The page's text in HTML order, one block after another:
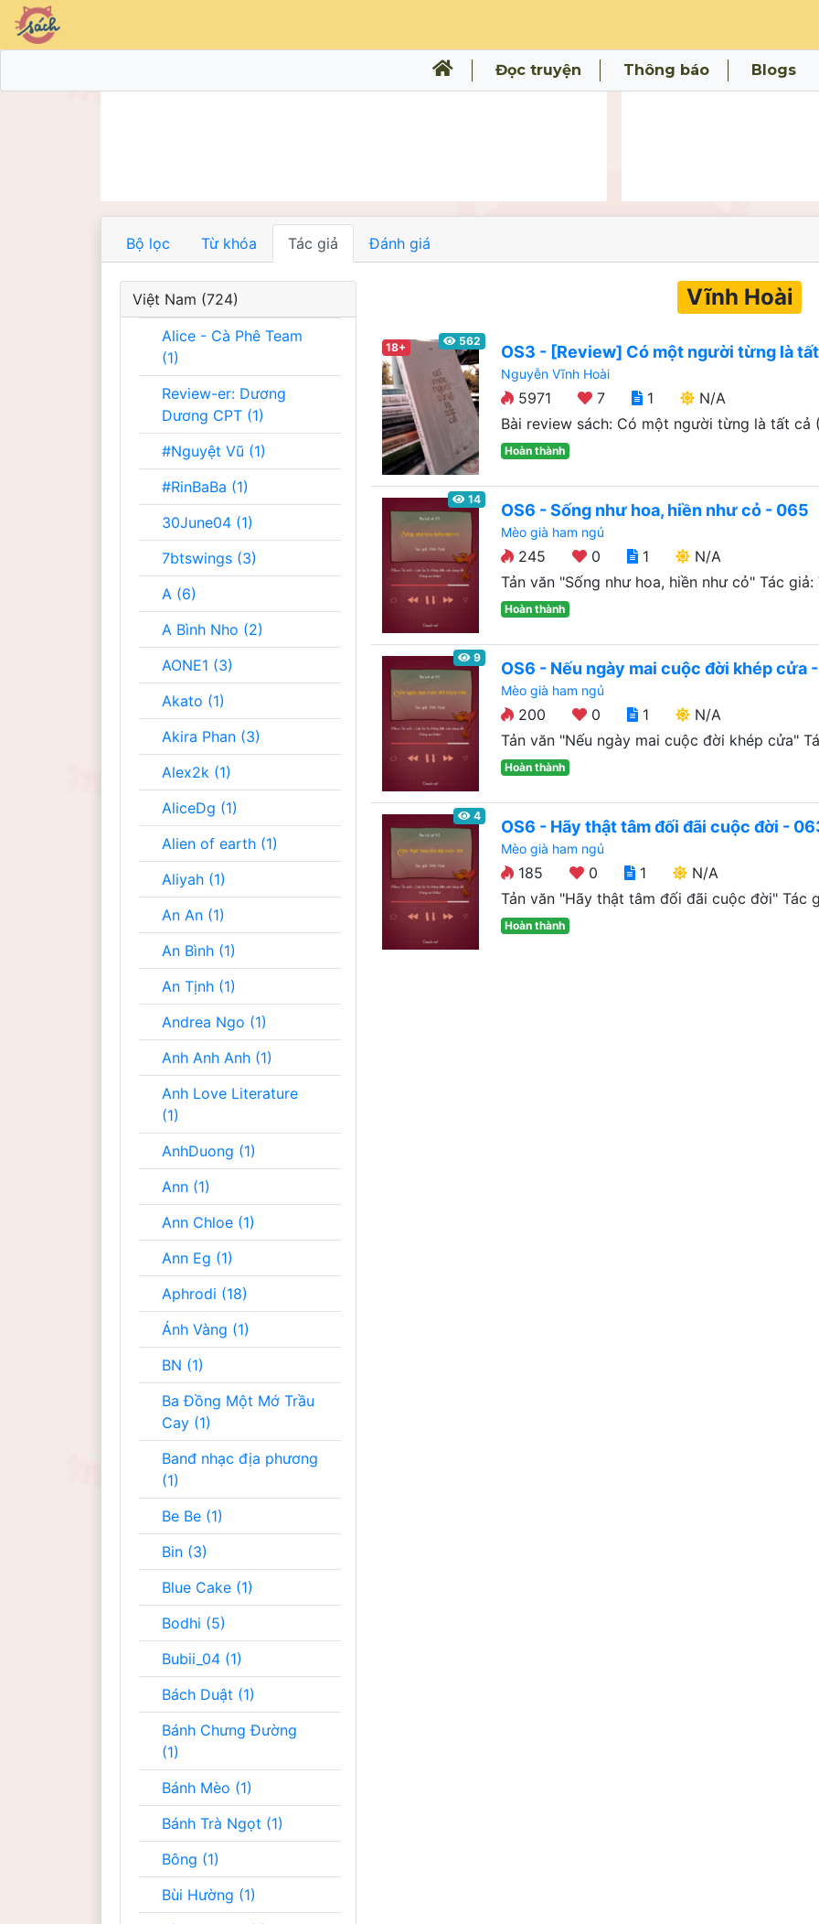
Đọc truyện Thông báo Blogs
Bộ lọc Từ khóa Tác giả Đánh giá
Việt Nam (724)
Alice - Cà Phê Team
(1)
Review-er: Dương
Dương CPT (1)
#Nguyệt Vũ (1)
#RinBaBa (1)
30June04 (1)
7btswings (3)
A (6)
A Bình Nho (2)
AONE1 (3)
Akato (1)
Akira Phan (3)
Alex2k (1)
AliceDg (1)
Alien of earth (1)
Aliyah (1)
An An (1)
An Bình (1)
An Tịnh (1)
Andrea Ngo (1)
Anh Anh Anh (1)
Anh Love Literature
(1)
AnhDuong (1)
Ann (1)
Ann Chloe (1)
Ann Eg (1)
Aphrodi (18)
Ánh Vàng (1)
BN (1)
Ba Đồng Một Mớ Trầu
Cay (1)
Banđ nhạc địa phương
(1)
Be Be (1)
Bin (3)
Blue Cake (1)
Bodhi (5)
Bubii_04 (1)
Bách Duật (1)
Bánh Chưng Đường
(1)
Bánh Mèo (1)
Bánh Trà Ngọt (1)
Bông (1)
Bùi Hường (1)
Vĩnh Hoài
18+ 562
OS3 - [Review] Có một người từng là
Nguyễn Vĩnh Hoài
5971 7 1
N/A
Bài review sách: Có một người từng là tất cả
Hoàn thành
14
OS6 - Sống như hoa, hiền như cỏ - 065
Mèo già ham ngủ
245 0 1
N/A
Tản văn "Sống như hoa, hiền như cỏ" Tác giả:
Hoàn thành
9
OS6 - Nếu ngày mai cuộc đời khép cửa
Mèo già ham ngủ
200 0 1
N/A
Tản văn "Nếu ngày mai cuộc đời khép cửa"
Hoàn thành
4
OS6 - Hãy thật tâm đối đãi cuộc đời -
Mèo già ham ngủ
185 0 1
N/A
Tản văn "Hãy thật tâm đối đãi cuộc đời" Tác
Hoàn thành